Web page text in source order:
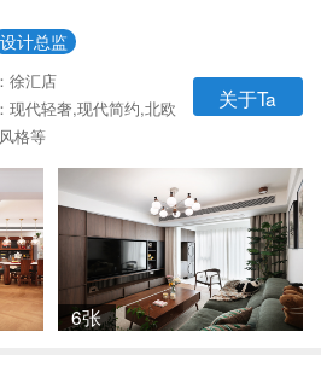
设计总监
徐汇店
现代轻奢,现代简约,北欧
格等
关于Ta
6张